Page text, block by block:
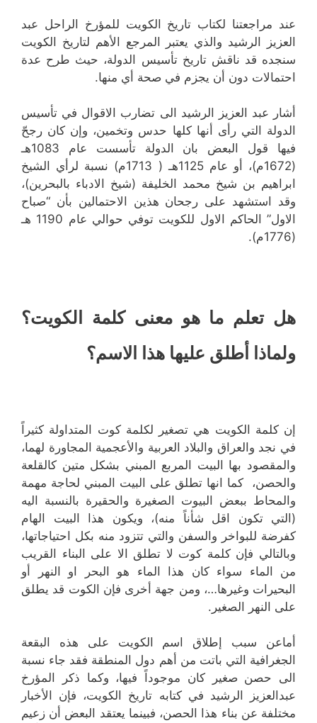
عند مراجعتنا لكتاب تاريخ الكويت للمؤرخ الراحل عبد
العزيز الرشيد والذي يعتبر المرجع الأهم لتاريخ الكويت
سنجده قد ناقش تاريخ تأسيس الدولة، حيث طرح عدة
احتمالات دون أن يجزم في صحة أي منها.
أشار عبد العزيز الرشيد الى تضارب الاقوال في تأسيس
الدولة التي رأى أنها كلها حدس وتخمين، وإن كان رجحّ
فيها قول البعض بان الدولة تأسست عام 1083هـ
(1672م)، أو عام 1125هـ ( 1713م) نسبة لرأي الشيخ
ابراهيم بن شيخ محمد الخليفة (شيخ الادباء بالبحرين)،
وقد استشهد على رجحان هذين الاحتمالين بأن “صباح
الاول” الحاكم الاول للكويت توفي حوالي عام 1190 هـ
(1776م).
هل تعلم ما هو معنى كلمة الكويت؟
ولماذا أطلق عليها هذا الاسم؟
إن كلمة الكويت هي تصغير لكلمة كوت المتداولة كثيراً
في نجد والعراق والبلاد العربية والأعجمية المجاورة لهما،
والمقصود بها البيت المربع المبني بشكل متين كالقلعة
والحصن، كما انها تطلق على البيت المبني لحاجة مهمة
والمحاط ببعض البيوت الصغيرة والحقيرة بالنسبة اليه
(التي تكون اقل شأناً منه)، ويكون هذا البيت الهام
كفرضة للبواخر والسفن والتي تتزود منه بكل احتياجاتها،
وبالتالي فإن كلمة كوت لا تطلق الا على البناء القريب
من الماء سواء كان هذا الماء هو البحر او النهر أو
البحيرات وغيرها…، ومن جهة أخرى فإن الكوت قد يطلق
على النهر الصغير.
أماعن سبب إطلاق اسم الكويت على هذه البقعة
الجغرافية التي باتت من أهم دول المنطقة فقد جاء نسبة
الى حصن صغير كان موجوداً فيها، وكما ذكر المؤرخ
عبدالعزيز الرشيد في كتابه تاريخ الكويت، فإن الأخبار
مختلفة عن بناء هذا الحصن، فبينما يعتقد البعض أن زعيم